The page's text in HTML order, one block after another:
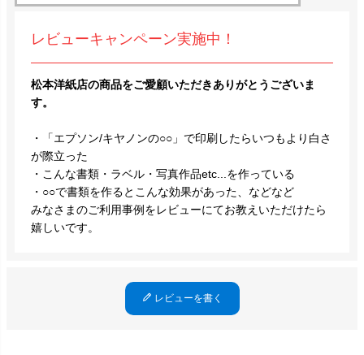
レビューキャンペーン実施中！
松本洋紙店の商品をご愛顧いただきありがとうございま
す。
・「エプソン/キヤノンの○○」で印刷したらいつもより白さ
が際立った
・こんな書類・ラベル・写真作品etc...を作っている
・○○で書類を作るとこんな効果があった、などなど
みなさまのご利用事例をレビューにてお教えいただけたら
嬉しいです。
レビューを書く